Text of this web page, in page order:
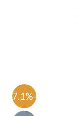
-47.1%